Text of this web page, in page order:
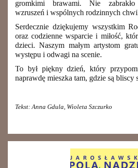
gromkimi brawami. Nie
wzruszeń i wspólnych rodzinnych
Serdecznie dziękujemy wszystkim
oraz codzienne wsparcie i miłość,
dzieci. Naszym małym artystom
występu i odwagi na scenie.
To był piękny dzień, który
naprawdę mieszka tam, gdzie są bliscy
Tekst: Anna Gdula, Wioleta Szczurko